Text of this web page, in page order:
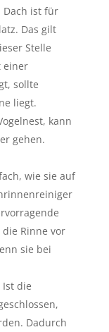
Dach ist für
Das gilt
Stelle
einer
sollte
liegt.
kann
gehen.
wie sie auf
Rinne vor
sie bei
die
Dadurch